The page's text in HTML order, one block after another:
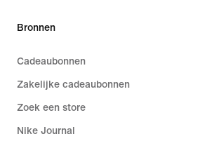
Bronnen
Cadeaubonnen
Zakelijke cadeaubonnen
Zoek een store
Nike Journal